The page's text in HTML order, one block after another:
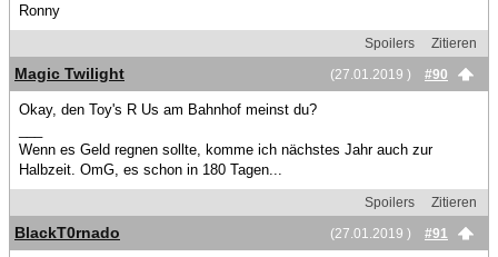
Ronny
Spoilers
Zitieren
(27.01.2019 )
#90
Magic Twilight
Okay, den Toy's R Us am Bahnhof meinst du?
Wenn es Geld regnen sollte, komme ich nächstes Jahr auch zur
Halbzeit. OmG, es schon in 180 Tagen...
Spoilers
Zitieren
(27.01.2019 )
#91
BlackT0rnado